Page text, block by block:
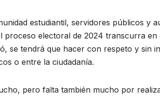
estudiantil, servidores públicos y
electoral de 2024 transcurra en
se tendrá que hacer con respeto y sin
o entre la ciudadanía.
pero falta también mucho por